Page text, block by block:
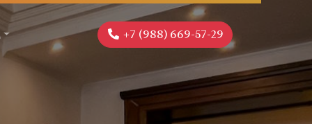
+7 (988) 669-57-29